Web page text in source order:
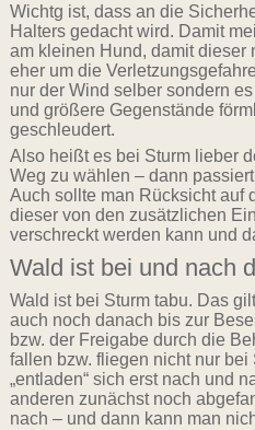
Wichtg ist, dass an die
Halters gedacht wird. Damit
am kleinen Hund, damit dieser
eher um die
nur der Wind selber sondern
und größere Gegenstände
geschleudert.
Also heißt es bei Sturm lieber
Weg zu wählen – dann
Auch sollte man Rücksicht auf
dieser von den zusätzlichen
verschreckt werden kann und
Wald ist bei und nach
Wald ist bei Sturm tabu. Das
auch noch danach bis zur
bzw. der Freigabe durch die
fallen bzw. fliegen nicht nur bei
„entladen“ sich erst nach und
anderen zunächst noch
nach – und dann kann man